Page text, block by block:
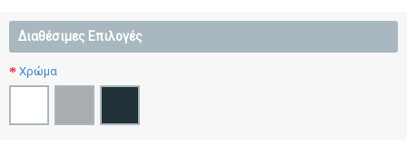
Διαθέσιμες Επιλογές
Χρώμα